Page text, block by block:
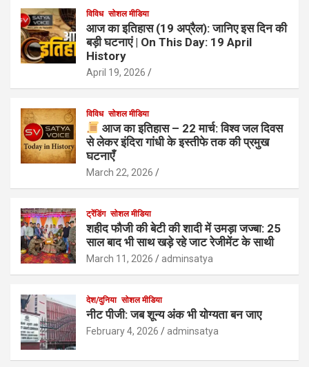
विविध सोशल मीडिया
आज का इतिहास (19 अप्रैल): जानिए इस दिन की
बड़ी घटनाएं | On This Day: 19 April
History
April 19, 2026
विविध सोशल मीडिया
आज का इतिहास – 22 मार्च: विश्व जल दिवस
से लेकर इंदिरा गांधी के इस्तीफे तक की प्रमुख
घटनाएँ
March 22, 2026
ट्रेंडिंग सोशल मीडिया
शहीद फौजी की बेटी की शादी में उमड़ा जज्बा: 25
साल बाद भी साथ खड़े रहे जाट रेजीमेंट के साथी
March 11, 2026 adminsatya
देश/दुनिया सोशल मीडिया
नीट पीजी: जब शून्य अंक भी योग्यता बन जाए
February 4, 2026 adminsatya